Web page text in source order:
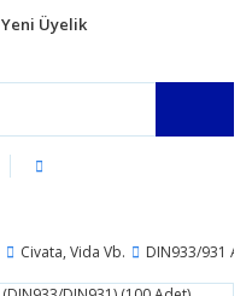
Yeni Üyelik
Civata, Vida Vb. DIN933/931